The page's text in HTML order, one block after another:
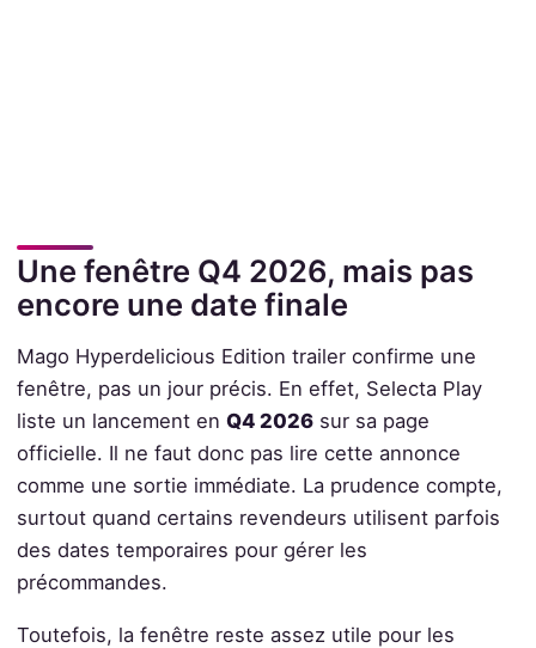
Une fenêtre Q4 2026, mais pas
encore une date finale
Mago Hyperdelicious Edition trailer confirme une
fenêtre, pas un jour précis. En effet, Selecta Play
liste un lancement en Q4 2026sur sa page
officielle. Il ne faut donc pas lire cette annonce
comme une sortie immédiate. La prudence compte,
surtout quand certains revendeurs utilisent parfois
des dates temporaires pour gérer les
précommandes.
Toutefois, la fenêtre reste assez utile pour les